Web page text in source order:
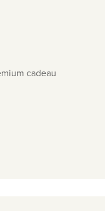
cadeau